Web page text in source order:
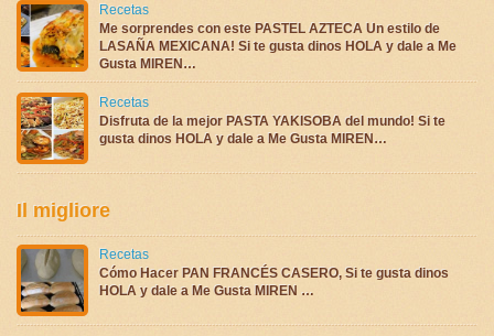
Recetas
Me sorprendes con este PASTEL AZTECA Un estilo de
LASAÑA MEXICANA! Si te gusta dinos HOLA y dale a Me
Gusta MIREN…
Recetas
Disfruta de la mejor PASTA YAKISOBA del mundo! Si te
gusta dinos HOLA y dale a Me Gusta MIREN…
Il migliore
Recetas
Cómo Hacer PAN FRANCÉS CASERO, Si te gusta dinos
HOLA y dale a Me Gusta MIREN …